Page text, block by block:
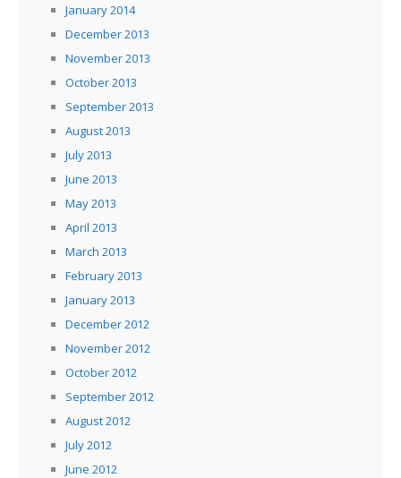
January 2014
December 2013
November 2013
October 2013
September 2013
August 2013
July 2013
June 2013
May 2013
April 2013
March 2013
February 2013
January 2013
December 2012
November 2012
October 2012
September 2012
August 2012
July 2012
June 2012